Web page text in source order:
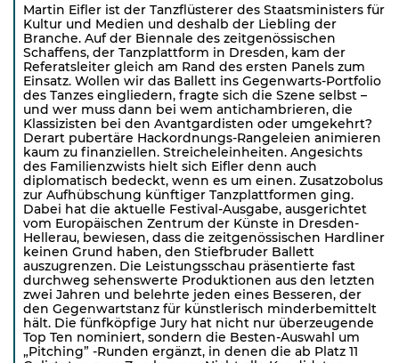
Martin Eifler ist der Tanzflüsterer des Staatsministers für
Kultur und Medien und deshalb der Liebling der
Branche. Auf der Biennale des zeitgenössischen
Schaffens, der Tanzplattform in Dresden, kam der
Referatsleiter gleich am Rand des ersten Panels zum
Einsatz. Wollen wir das Ballett ins Gegenwarts-Portfolio
des Tanzes eingliedern, fragte sich die Szene selbst –
und wer muss dann bei wem antichambrieren, die
Klassizisten bei den Avantgardisten oder umgekehrt?
Derart pubertäre Hackordnungs-Rangeleien animieren
kaum zu finanziellen. Streicheleinheiten. Angesichts
des Familienzwists hielt sich Eifler denn auch
diplomatisch bedeckt, wenn es um einen. Zusatzobolus
zur Aufhübschung künftiger Tanzplattformen ging.
Dabei hat die aktuelle Festival-Ausgabe, ausgerichtet
vom Europäischen Zentrum der Künste in Dresden-
Hellerau, bewiesen, dass die zeitgenössischen Hardliner
keinen Grund haben, den Stiefbruder Ballett
auszugrenzen. Die Leistungsschau präsentierte fast
durchweg sehenswerte Produktionen aus den letzten
zwei Jahren und belehrte jeden eines Besseren, der
den Gegenwartstanz für künstlerisch minderbemittelt
hält. Die fünfköpfige Jury hat nicht nur überzeugende
Top Ten nominiert, sondern die Besten-Auswahl um
„Pitching” -Runden ergänzt, in denen die ab Platz 11